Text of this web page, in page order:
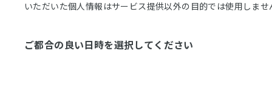
いただいた個人情報はサービス提供以外の目的では使用しませ
ご都合の良い日時を選択してください